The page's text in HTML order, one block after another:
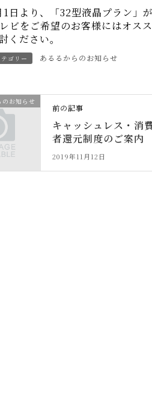
日より、「32型液晶プラン」
ビをご希望のお客様にはオスス
ください。
ゴリー あるるからのお知らせ
のお知らせ
前の記事
キャッシュレス・消
者還元制度のご案内
2019年11月12日